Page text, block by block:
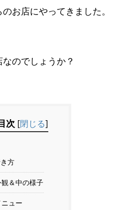
お店にやってきました。
のでしょうか？
次 [閉じる]
方
観＆中の様子
ニュー